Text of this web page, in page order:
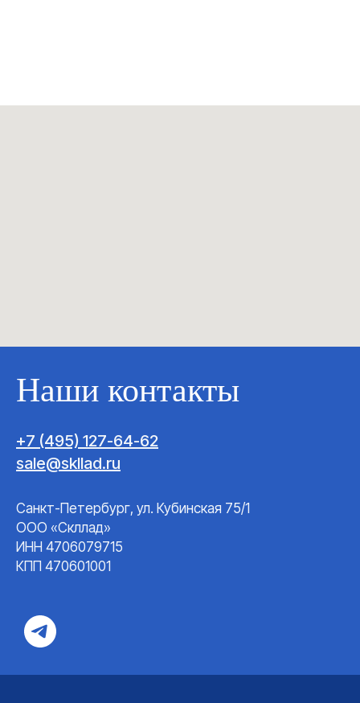
Наши контакты
+7 (495) 127-64-62
sale@skllad.ru
Санкт-Петербург, ул. Кубинская 75/1
ООО «Скллад»
ИНН 4706079715
КПП 470601001